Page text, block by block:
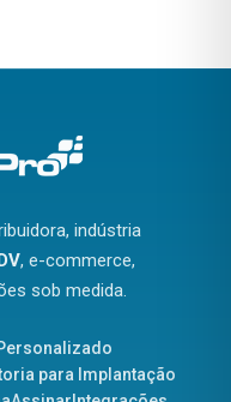
indústria
, e-commerce,
sob medida.
para Implantação